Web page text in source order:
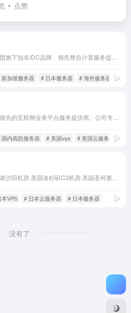
点赞
新加坡服务器 # 日本服务器 # 海外服务器
国内高防服务器 # 美国vps # 美国云服务器
本VPS # 日本云服务器 # 日本服务器
没有了